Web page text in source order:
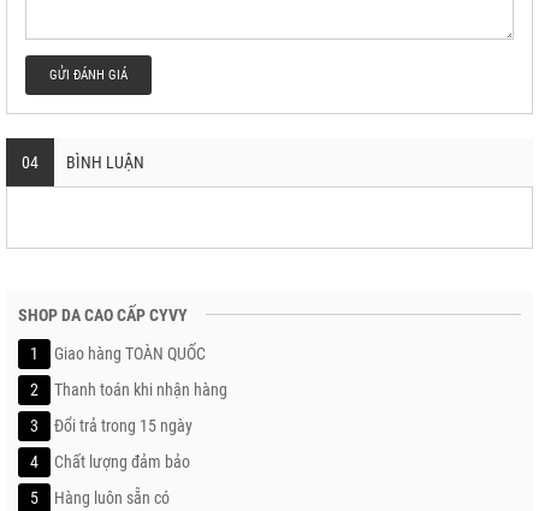
GỬI ĐÁNH GIÁ
04 BÌNH LUẬN
SHOP DA CAO CẤP CYVY
1
Giao hàng TOÀN QUỐC
2
Thanh toán khi nhận hàng
3
Đổi trả trong 15 ngày
4
Chất lượng đảm bảo
5
Hàng luôn sẵn có